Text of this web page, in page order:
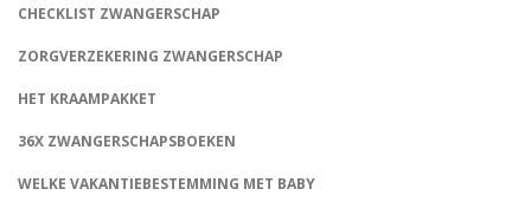
CHECKLIST ZWANGERSCHAP
ZORGVERZEKERING ZWANGERSCHAP
HET KRAAMPAKKET
36X ZWANGERSCHAPSBOEKEN
WELKE VAKANTIEBESTEMMING MET BABY